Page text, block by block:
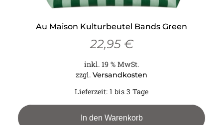
Au Maison Kulturbeutel Bands Green
22,95 €
inkl. 19 % MwSt.
zzgl. Versandkosten
Lieferzeit: 1 bis 3 Tage
In den Warenkorb